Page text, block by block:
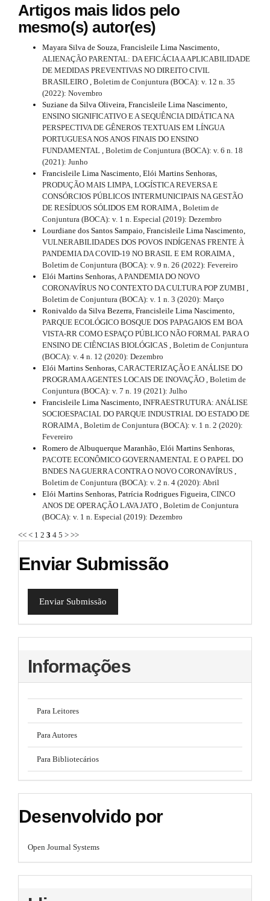
Artigos mais lidos pelo
mesmo(s) autor(es)
Mayara Silva de Souza, Francisleile Lima Nascimento,
ALIENAÇÃO PARENTAL: DA EFICÁCIA A APLICABILIDADE
DE MEDIDAS PREVENTIVAS NO DIREITO CIVIL
BRASILEIRO , Boletim de Conjuntura (BOCA): v. 12 n. 35
(2022): Novembro
Suziane da Silva Oliveira, Francisleile Lima Nascimento,
ENSINO SIGNIFICATIVO E A SEQUÊNCIA DIDÁTICA NA
PERSPECTIVA DE GÊNEROS TEXTUAIS EM LÍNGUA
PORTUGUESA NOS ANOS FINAIS DO ENSINO
FUNDAMENTAL , Boletim de Conjuntura (BOCA): v. 6 n. 18
(2021): Junho
Francisleile Lima Nascimento, Elói Martins Senhoras,
PRODUÇÃO MAIS LIMPA, LOGÍSTICA REVERSA E
CONSÓRCIOS PÚBLICOS INTERMUNICIPAIS NA GESTÃO
DE RESÍDUOS SÓLIDOS EM RORAIMA, Boletim de
Conjuntura (BOCA): v. 1 n. Especial (2019): Dezembro
Lourdiane dos Santos Sampaio, Francisleile Lima Nascimento,
VULNERABILIDADES DOS POVOS INDÍGENAS FRENTE À
PANDEMIA DA COVID-19 NO BRASIL E EM RORAIMA,
Boletim de Conjuntura (BOCA): v. 9 n. 26 (2022): Fevereiro
Elói Martins Senhoras,A PANDEMIA DO NOVO
CORONAVÍRUS NO CONTEXTO DA CULTURA POP ZUMBI ,
Boletim de Conjuntura (BOCA): v. 1 n. 3 (2020): Março
Ronivaldo da Silva Bezerra, Francisleile Lima Nascimento,
PARQUE ECOLÓGICO BOSQUE DOS PAPAGAIOS EM BOA
VISTA-RR COMO ESPAÇO PÚBLICO NÃO FORMAL PARA O
ENSINO DE CIÊNCIAS BIOLÓGICAS , Boletim de Conjuntura
(BOCA): v. 4 n. 12 (2020): Dezembro
Elói Martins Senhoras, CARACTERIZAÇÃO E ANÁLISE DO
PROGRAMA AGENTES LOCAIS DE INOVAÇÃO , Boletim de
Conjuntura (BOCA): v. 7 n. 19 (2021): Julho
Francisleile Lima Nascimento, INFRAESTRUTURA: ANÁLISE
SOCIOESPACIAL DO PARQUE INDUSTRIAL DO ESTADO DE
RORAIMA, Boletim de Conjuntura (BOCA): v. 1 n. 2 (2020):
Fevereiro
Romero de Albuquerque Maranhão, Elói Martins Senhoras,
PACOTE ECONÔMICO GOVERNAMENTAL E O PAPEL DO
BNDES NA GUERRA CONTRA O NOVO CORONAVÍRUS ,
Boletim de Conjuntura (BOCA): v. 2 n. 4 (2020): Abril
Elói Martins Senhoras, Patrícia Rodrigues Figueira, CINCO
ANOS DE OPERAÇÃO LAVA JATO , Boletim de Conjuntura
(BOCA): v. 1 n. Especial (2019): Dezembro
<< < 1 2 3 4 5 > >>
Enviar Submissão
Enviar Submissão
Informações
Para Leitores
Para Autores
Para Bibliotecários
Desenvolvido por
Open Journal Systems